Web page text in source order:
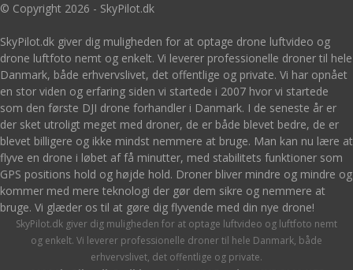
© Copyright 2026 - SkyPilot.dk
SkyPilot.dk giver dig muligheden for at optage drone luftvideo og
drone luftfoto nemt og enkelt. Vi leverer professionelle droner til hele
Danmark, både erhvervslivet, det offentlige og private. Vi har opnået
en stor viden og erfaring siden vi startede i 2007 hvor vi startede
som den første DJI drone forhandler i Danmark. I de seneste år er
der sket utroligt meget med droner, de er både blevet bedre, de er
blevet billigere og ikke mindst nemmere at bruge. Man kan nu lære at
flyve en drone i løbet af få minutter, med stabilitets funktioner som
GPS positions hold og højde hold. Droner bliver mindre og mindre og
kommer med mere teknologi der gør dem sikre og nemmere at
bruge. Vi glæder os til at gøre dig flyvende med din nye drone!
SkyPilot.dk giver dig muligheden for at optage luftvideo og luftfoto nemt
og enkelt. Vi leverer professionelle droner til hele Danmark, både
erhvervslivet, det offentlige og private.